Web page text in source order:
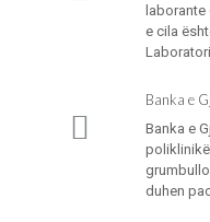
laborante
e cila
Banka e
Banka e
duhen